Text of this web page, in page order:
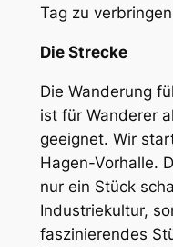
Tag zu
Die Strecke
Die Wanderung
ist für Wanderer
geeignet. Wir
Hagen-Vorhalle.
nur ein Stück
Industriekultur,
faszinierendes